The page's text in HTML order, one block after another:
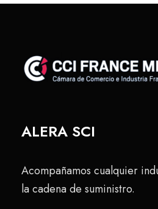
ALERA SCI
Acompañamos cualquier
la cadena de suministro.